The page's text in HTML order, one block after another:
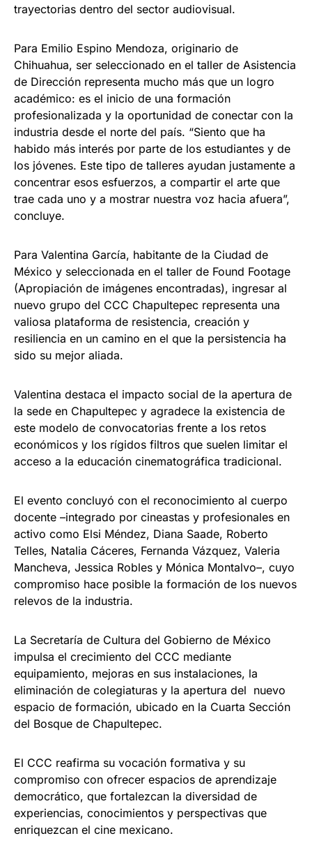
trayectorias dentro del sector audiovisual.
Para Emilio Espino Mendoza, originario de
Chihuahua, ser seleccionado en el taller de Asistencia
de Dirección representa mucho más que un logro
académico: es el inicio de una formación
profesionalizada y la oportunidad de conectar con la
industria desde el norte del país. “Siento que ha
habido más interés por parte de los estudiantes y de
los jóvenes. Este tipo de talleres ayudan justamente a
concentrar esos esfuerzos, a compartir el arte que
trae cada uno y a mostrar nuestra voz hacia afuera”,
concluye.
Para Valentina García, habitante de la Ciudad de
México y seleccionada en el taller de Found Footage
(Apropiación de imágenes encontradas), ingresar al
nuevo grupo del CCC Chapultepec representa una
valiosa plataforma de resistencia, creación y
resiliencia en un camino en el que la persistencia ha
sido su mejor aliada.
Valentina destaca el impacto social de la apertura de
la sede en Chapultepec y agradece la existencia de
este modelo de convocatorias frente a los retos
económicos y los rígidos filtros que suelen limitar el
acceso a la educación cinematográfica tradicional.
El evento concluyó con el reconocimiento al cuerpo
docente –integrado por cineastas y profesionales en
activo como Elsi Méndez, Diana Saade, Roberto
Telles, Natalia Cáceres, Fernanda Vázquez, Valeria
Mancheva, Jessica Robles y Mónica Montalvo–, cuyo
compromiso hace posible la formación de los nuevos
relevos de la industria.
La Secretaría de Cultura del Gobierno de México
impulsa el crecimiento del CCC mediante
equipamiento, mejoras en sus instalaciones, la
eliminación de colegiaturas y la apertura del nuevo
espacio de formación, ubicado en la Cuarta Sección
del Bosque de Chapultepec.
El CCC reafirma su vocación formativa y su
compromiso con ofrecer espacios de aprendizaje
democrático, que fortalezcan la diversidad de
experiencias, conocimientos y perspectivas que
enriquezcan el cine mexicano.